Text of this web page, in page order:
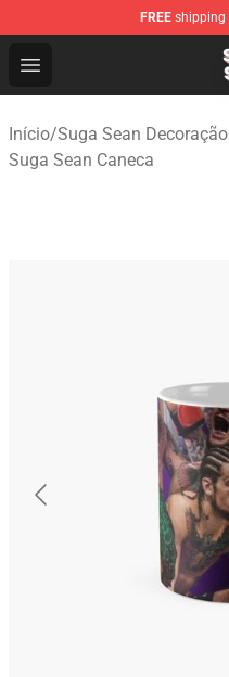
FREE shipping
Open menu
Suga Sean Shop -
Início/Suga Sean
Suga Sean Caneca